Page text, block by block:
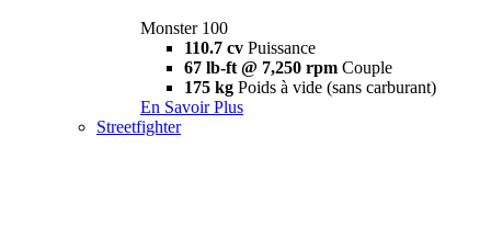
Monster 100
110.7 cv Puissance
67 lb-ft @ 7,250 rpm Couple
175 kg Poids à vide (sans carburant)
En Savoir Plus
Streetfighter